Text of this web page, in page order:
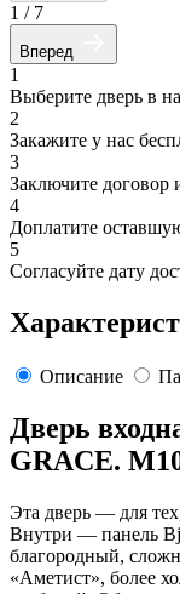
1 / 7
Вперед
1
Выберите дверь в
2
Закажите у нас
3
Заключите договор
4
Доплатите
5
Согласуйте дату
Описание
Дверь
GRACE.
Эта дверь — для
Внутри — панель
благородный,
«Аметист», более